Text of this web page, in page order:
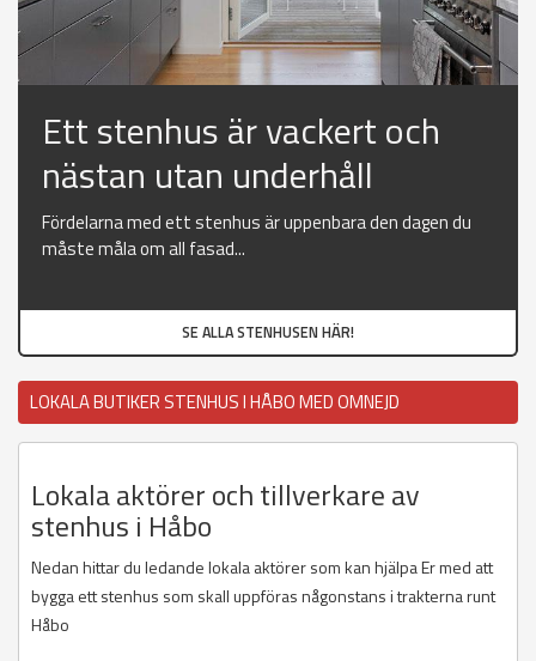
Ett stenhus är vackert och
nästan utan underhåll
Fördelarna med ett stenhus är uppenbara den dagen du
måste måla om all fasad...
SE ALLA STENHUSEN HÄR!
LOKALA BUTIKER STENHUS I HÅBO MED OMNEJD
Lokala aktörer och tillverkare av
stenhus i Håbo
Nedan hittar du ledande lokala aktörer som kan hjälpa Er med att
bygga ett stenhus som skall uppföras någonstans i trakterna runt
Håbo